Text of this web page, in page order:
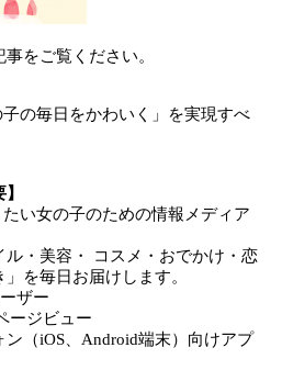
をご覧ください。
子の毎日をかわいく」を実現すべ
たい女の子のための情報メディア
・美容・ コスメ・おでかけ・恋
を毎日お届けします。
ザー
ージビュー
ン（iOS、Android端末）向けアプ